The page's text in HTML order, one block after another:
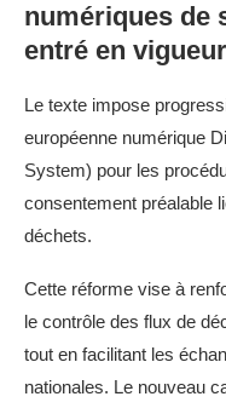
numériques de
entré en
Le texte impose
européenne numérique
System) pour les
consentement préalable
déchets.
Cette réforme vise à
le contrôle des flux de
tout en facilitant les
nationales. Le nouveau